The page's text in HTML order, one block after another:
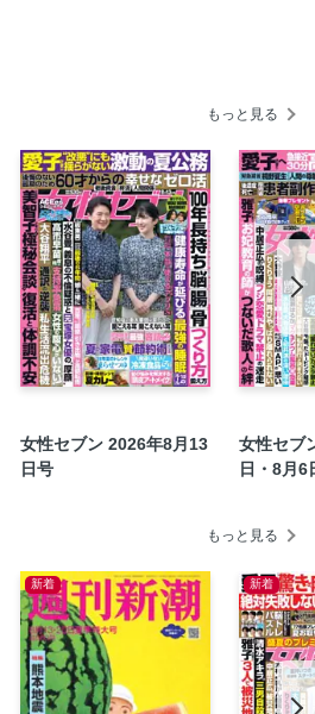
パ！ 美女モデルの「匂わせ写真」
〟に続いて‥‥MISIAを呼べなくて
マは今冬民家で冬眠する
の相続 生前贈与完全マニュアル
なる！ 2026年完全予測
サバしてるから」
」
手紙」
飲むカイロ温活ドリンク50
ち」
んでください
家族の毒LINE
談室」
ン」
もっと見る
女性セブン 2026年8月13
日号
女性セブ
日・8月6
もっと見る
新着 新着